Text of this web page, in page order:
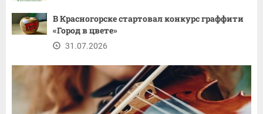
В Красногорске стартовал конкурс граффити
«Город в цвете»
31.07.2026